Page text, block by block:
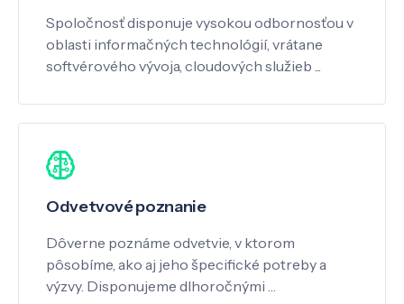
Spoločnosť disponuje vysokou odbornosťou v
oblasti informačných technológií, vrátane
softvérového vývoja, cloudových služieb ...
Odvetvové poznanie
Dôverne poznáme odvetvie, v ktorom
pôsobíme, ako aj jeho špecifické potreby a
výzvy. Disponujeme dlhoročnými …